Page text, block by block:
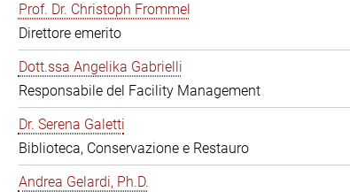
Prof. Dr. Christoph Frommel
Direttore emerito
Dott.ssa Angelika Gabrielli
Responsabile del Facility Management
Dr. Serena Galetti
Biblioteca, Conservazione e Restauro
Andrea Gelardi, Ph.D.